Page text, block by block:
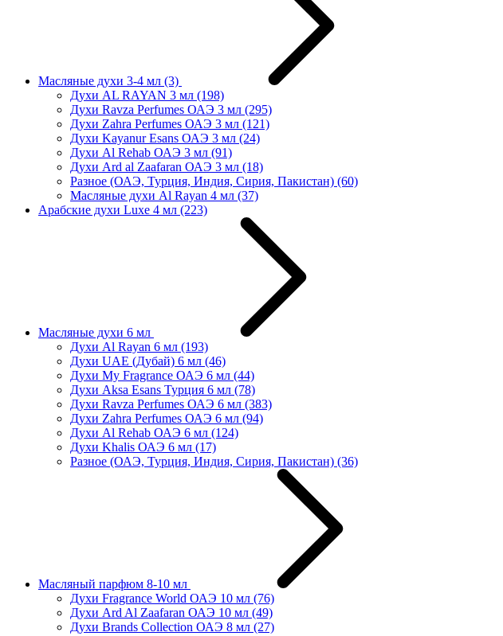
Масляные духи 3-4 мл (3)
Духи AL RAYAN 3 мл (198)
Духи Ravza Perfumes ОАЭ 3 мл (295)
Духи Zahra Perfumes ОАЭ 3 мл (121)
Духи Kayanur Esans ОАЭ 3 мл (24)
Духи Al Rehab ОАЭ 3 мл (91)
Духи Ard al Zaafaran ОАЭ 3 мл (18)
Разное (ОАЭ, Турция, Индия, Сирия, Пакистан) (60)
Масляные духи Al Rayan 4 мл (37)
Арабские духи Luxe 4 мл (223)
Масляные духи 6 мл
Духи Al Rayan 6 мл (193)
Духи UAE (Дубай) 6 мл (46)
Духи My Fragrance ОАЭ 6 мл (44)
Духи Aksa Esans Турция 6 мл (78)
Духи Ravza Perfumes ОАЭ 6 мл (383)
Духи Zahra Perfumes ОАЭ 6 мл (94)
Духи Al Rehab ОАЭ 6 мл (124)
Духи Khalis ОАЭ 6 мл (17)
Разное (ОАЭ, Турция, Индия, Сирия, Пакистан) (36)
Масляный парфюм 8-10 мл
Духи Fragrance World ОАЭ 10 мл (76)
Духи Ard Al Zaafaran ОАЭ 10 мл (49)
Духи Brands Collection ОАЭ 8 мл (27)